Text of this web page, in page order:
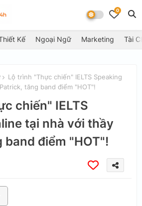
0
Kế Ngoại Ngữ Marketing Tài
Lộ trình "Thực chiến" IELTS Speaking
tăng band điểm "HOT"!
chiến" IELTS
tại nhà với thầy
band điểm "HOT"!